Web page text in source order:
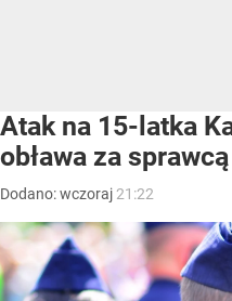
Atak na 15-latka
obława za sprawcą
Dodano:wczoraj 21:22